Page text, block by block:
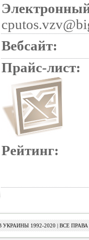
Вебсайт:
Прайс-лист:
Рейтинг:
1992-2020 | ВСЕ